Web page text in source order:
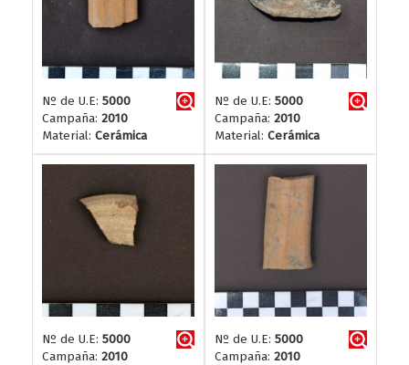
Nº de U.E: 5000
Campaña: 2010
Material: Cerámica
Nº de U.E: 5000
Campaña: 2010
Material: Cerámica
Nº de U.E: 5000
Campaña: 2010
Nº de U.E: 5000
Campaña: 2010